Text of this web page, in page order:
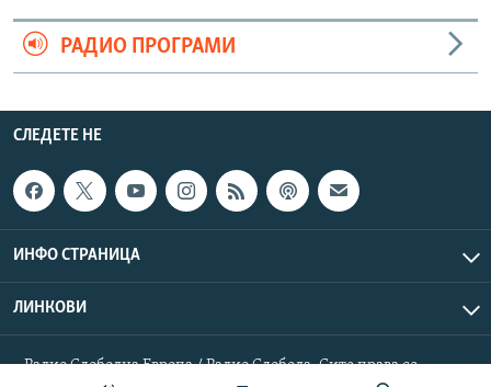
РАДИО ПРОГРАМИ
СЛЕДЕТЕ НЕ
ИНФО СТРАНИЦА
ЛИНКОВИ
Радио Слободна Европа / Радио Слобода. Сите права се